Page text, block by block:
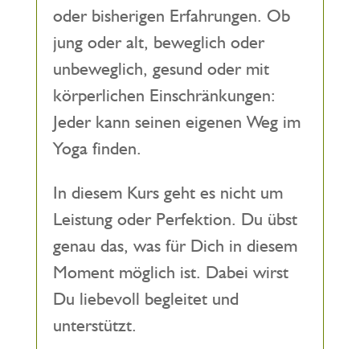
oder bisherigen Erfahrungen. Ob
jung oder alt, beweglich oder
unbeweglich, gesund oder mit
körperlichen Einschränkungen:
Jeder kann seinen eigenen Weg im
Yoga finden.
In diesem Kurs geht es nicht um
Leistung oder Perfektion. Du übst
genau das, was für Dich in diesem
Moment möglich ist. Dabei wirst
Du liebevoll begleitet und
unterstützt.